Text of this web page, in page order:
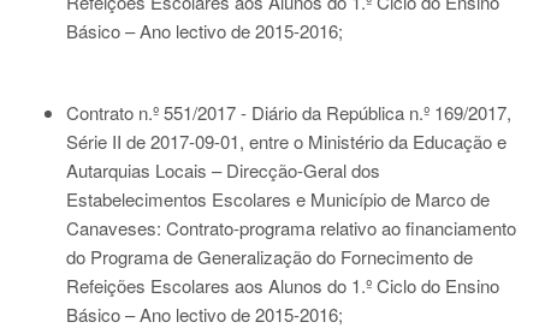
Básico – Ano lectivo de 2015-2016;
Contrato n.º 551/2017 - Diário da República n.º 169/2017,
Série II de 2017-09-01, entre o Ministério da Educação e
Autarquias Locais – Direcção-Geral dos
Estabelecimentos Escolares e Município de Marco de
Canaveses: Contrato-programa relativo ao financiamento
do Programa de Generalização do Fornecimento de
Refeições Escolares aos Alunos do 1.º Ciclo do Ensino
Básico – Ano lectivo de 2015-2016;